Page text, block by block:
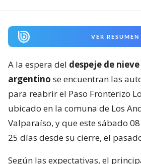
VER RESUMEN
A la espera del despeje de
argentino se encuentran las
para reabrir el Paso Fronterizo
ubicado en la comuna de Los
Valparaíso, y que este sábado
25 días desde su cierre, el
Según las expectativas, el